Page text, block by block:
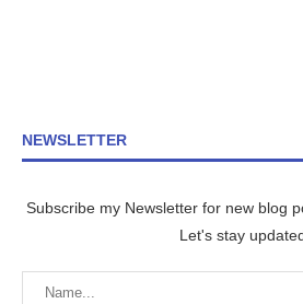
NEWSLETTER
Subscribe my Newsletter for new blog
Let's stay